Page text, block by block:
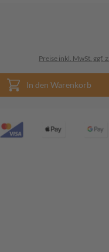
Preise inkl. MwSt. ggf.
In den Warenkorb